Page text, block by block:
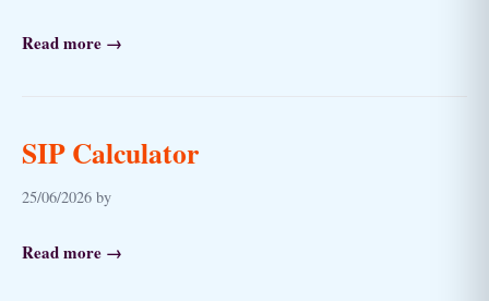
Read more →
SIP Calculator
25/06/2026 by
Read more →